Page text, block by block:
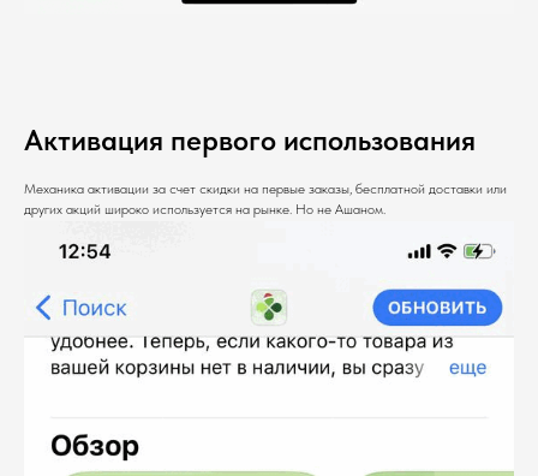
Активация первого использования
Механика активации за счет скидки на первые заказы, бесплатной доставки или
других акций широко используется на рынке. Но не Ашаном.